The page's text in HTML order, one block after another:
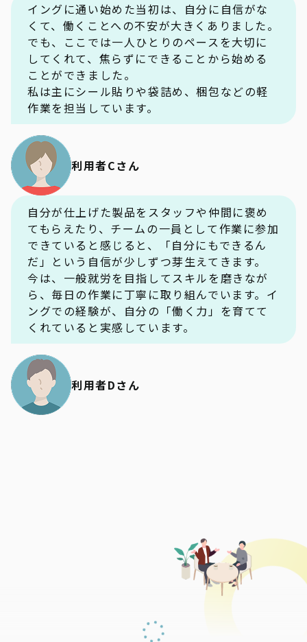
イングに通い始めた当初は、自分に自信がな
くて、働くことへの不安が大きくありました。
でも、ここでは一人ひとりのペースを大切に
してくれて、焦らずにできることから始める
ことができました。
私は主にシール貼りや袋詰め、梱包などの軽
作業を担当しています。
利用者Cさん
自分が仕上げた製品をスタッフや仲間に褒め
てもらえたり、チームの一員として作業に参加
できていると感じると、「自分にもできるん
だ」という自信が少しずつ芽生えてきます。
今は、一般就労を目指してスキルを磨きなが
ら、毎日の作業に丁寧に取り組んでいます。イ
ングでの経験が、自分の「働く力」を育てて
くれていると実感しています。
利用者Dさん